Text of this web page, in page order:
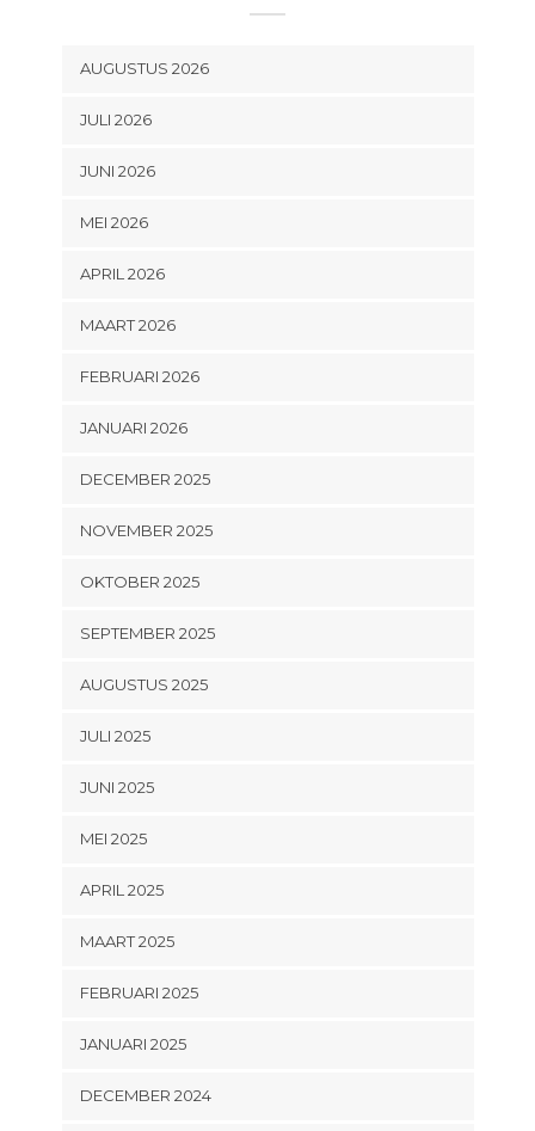
AUGUSTUS 2026
JULI 2026
JUNI 2026
MEI 2026
APRIL 2026
MAART 2026
FEBRUARI 2026
JANUARI 2026
DECEMBER 2025
NOVEMBER 2025
OKTOBER 2025
SEPTEMBER 2025
AUGUSTUS 2025
JULI 2025
JUNI 2025
MEI 2025
APRIL 2025
MAART 2025
FEBRUARI 2025
JANUARI 2025
DECEMBER 2024